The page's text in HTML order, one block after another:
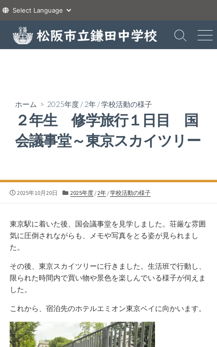
テ
検
索
メ
ニ
ホーム > 2025年度 /2年 /学校活動の様子
２年生 修学旅行１日目 国
会議事堂～東京スカイツリー
公
2025年10月20日
カ
ー
2025年度/2年/学校活動の様子
東京駅に着いた後、国会議事堂を見学しました。荘厳な雰囲
気に圧倒されながらも、メモや写真をとる姿が見られまし
た。
その後、東京スカイツリーに行きました。生活班で行動し、
限られた時間内で買い物や景色を楽しんでいる様子が伺えま
した。
これから、宿泊先のホテルエミオン東京ベイに向かいます。